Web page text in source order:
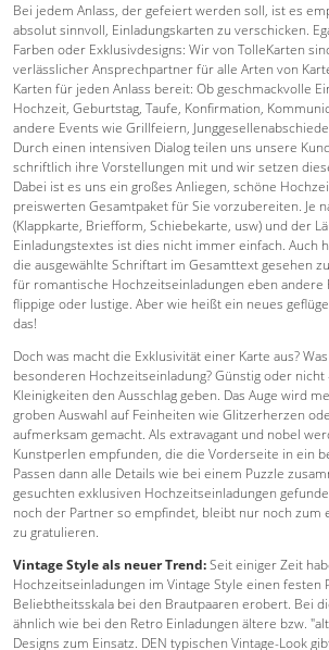
Bei jedem Anlass, der gefeiert werden soll, ist es
absolut sinnvoll, Einladungskarten zu verschicken.
Farben oder Exklusivdesigns: Wir von TolleKarten
verlässlicher Ansprechpartner für alle Arten von
Karten für jeden Anlass bereit: Ob geschmackvolle
Hochzeit, Geburtstag, Taufe, Konfirmation,
andere Events wie Grillfeiern,
Durch einen intensiven Dialog teilen uns unsere
schriftlich ihre Vorstellungen mit und wir setzen
Dabei ist es uns ein großes Anliegen, schöne
preiswerten Gesamtpaket für Sie vorzubereiten. Je
(Klappkarte, Briefform, Schiebekarte, usw) und der
Einladungstextes ist dies nicht immer einfach. Auch
die ausgewählte Schriftart im Gesamttext gesehen
für romantische Hochzeitseinladungen eben andere
flippige oder lustige. Aber wie heißt ein neues
das!
Doch was macht die Exklusivität einer Karte aus?
besonderen Hochzeitseinladung? Günstig oder
Kleinigkeiten den Ausschlag geben. Das Auge wird
groben Auswahl auf Feinheiten wie Glitzerherzen
aufmerksam gemacht. Als extravagant und nobel
Kunstperlen empfunden, die die Vorderseite in ein
Passen dann alle Details wie bei einem Puzzle
gesuchten exklusiven Hochzeitseinladungen
noch der Partner so empfindet, bleibt nur noch zum
zu gratulieren.
Vintage Style als neuer Trend:Seit einiger Zeit
Hochzeitseinladungen im Vintage Style einen festen
Beliebtheitsskala bei den Brautpaaren erobert. Bei
ähnlich wie bei den Retro Einladungen ältere bzw.
Designs zum Einsatz. DEN typischen Vintage-Look